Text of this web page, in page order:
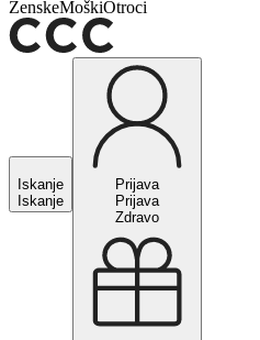
ŽenskeMoškiOtroci
Iskanje
Iskanje
Prijava
Prijava
Zdravo